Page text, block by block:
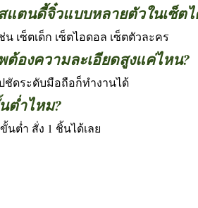
แตนดี้จิ๋วแบบหลายตัวในเซ็ต
น เซ็ตเด็ก เซ็ตไอดอล เซ็ตตัวละคร
ต้องความละเอียดสูงแค่ไหน?
ชัดระดับมือถือก็ทำงานได้
ต่ำไหม?
นต่ำ สั่ง 1 ชิ้นได้เลย